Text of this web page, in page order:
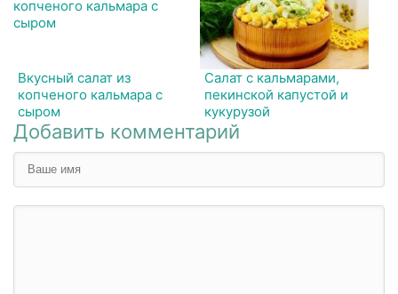
Вкусный салат из
копченого кальмара с
сыром
Салат с кальмарами,
пекинской капустой и
кукурузой
Добавить комментарий